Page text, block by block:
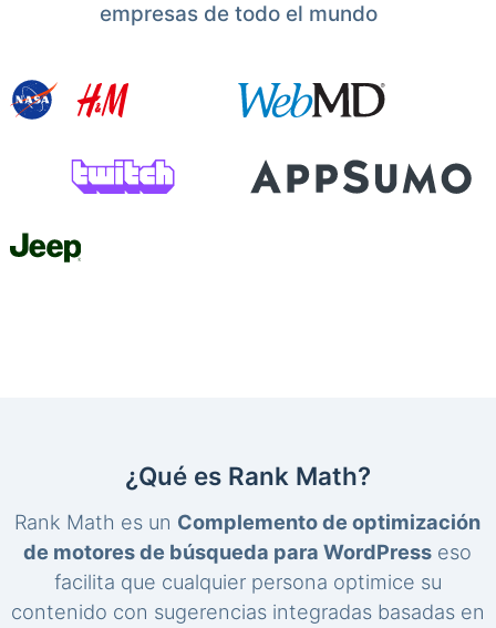
empresas de todo el mundo
¿Qué es Rank Math?
Rank Math es un Complemento de optimización
de motores de búsqueda para WordPress eso
facilita que cualquier persona optimice su
contenido con sugerencias integradas basadas en